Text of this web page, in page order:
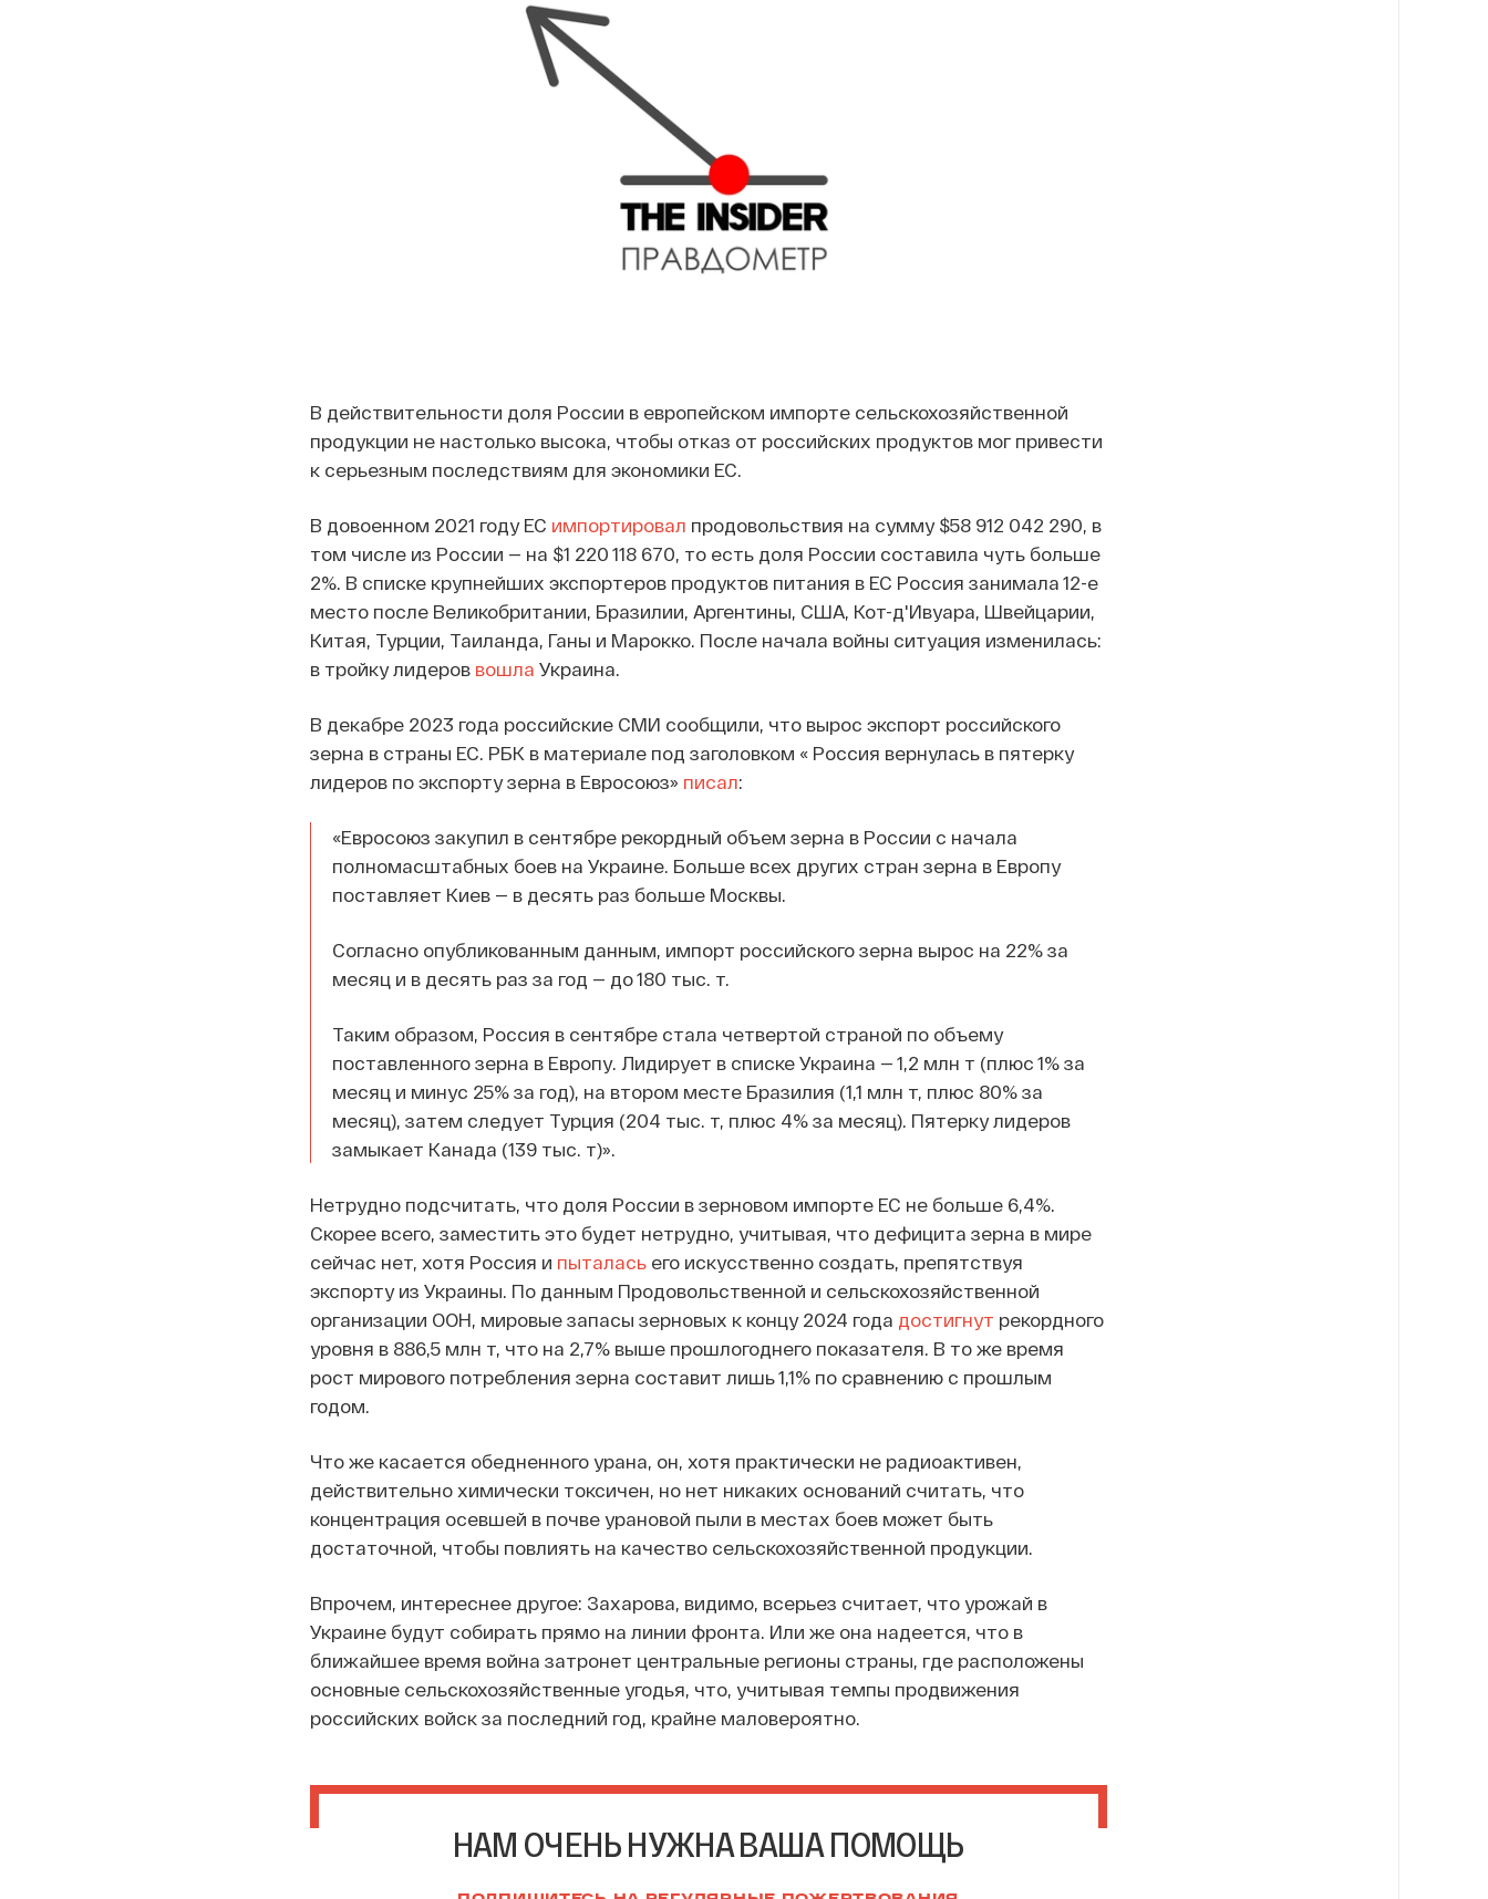
В действительности доля России в европейском импорте сельскохозяйственной
продукции не настолько высока, чтобы отказ от российских продуктов мог привести
к серьезным последствиям для экономики ЕС.
В довоенном 2021 году ЕС импортировал продовольствия на сумму $58 912 042 290, в
том числе из России — на $1 220 118 670, то есть доля России составила чуть больше
2%. В списке крупнейших экспортеров продуктов питания в ЕС Россия занимала 12-е
место после Великобритании, Бразилии, Аргентины, США, Кот-д'Ивуара, Швейцарии,
Китая, Турции, Таиланда, Ганы и Марокко. После начала войны ситуация изменилась:
в тройку лидеров вошла Украина.
В декабре 2023 года российские СМИ сообщили, что вырос экспорт российского
зерна в страны ЕС. РБК в материале под заголовком « Россия вернулась в пятерку
лидеров по экспорту зерна в Евросоюз» писал:
«Евросоюз закупил в сентябре рекордный объем зерна в России с начала
полномасштабных боев на Украине. Больше всех других стран зерна в Европу
поставляет Киев — в десять раз больше Москвы.
Согласно опубликованным данным, импорт российского зерна вырос на 22% за
месяц и в десять раз за год — до 180 тыс. т.
Таким образом, Россия в сентябре стала четвертой страной по объему
поставленного зерна в Европу. Лидирует в списке Украина — 1,2 млн т (плюс 1% за
месяц и минус 25% за год), на втором месте Бразилия (1,1 млн т, плюс 80% за
месяц), затем следует Турция (204 тыс. т, плюс 4% за месяц). Пятерку лидеров
замыкает Канада (139 тыс. т)».
Нетрудно подсчитать, что доля России в зерновом импорте ЕС не больше 6,4%.
Скорее всего, заместить это будет нетрудно, учитывая, что дефицита зерна в мире
сейчас нет, хотя Россия и пыталасьего искусственно создать, препятствуя
экспорту из Украины. По данным Продовольственной и сельскохозяйственной
организации ООН, мировые запасы зерновых к концу 2024 года достигнут рекордного
уровня в 886,5 млн т, что на 2,7% выше прошлогоднего показателя. В то же время
рост мирового потребления зерна составит лишь 1,1% по сравнению с прошлым
годом.
Что же касается обедненного урана, он, хотя практически не радиоактивен,
действительно химически токсичен, но нет никаких оснований считать, что
концентрация осевшей в почве урановой пыли в местах боев может быть
достаточной, чтобы повлиять на качество сельскохозяйственной продукции.
Впрочем, интереснее другое: Захарова, видимо, всерьез считает, что урожай в
Украине будут собирать прямо на линии фронта. Или же она надеется, что в
ближайшее время война затронет центральные регионы страны, где расположены
основные сельскохозяйственные угодья, что, учитывая темпы продвижения
российских войск за последний год, крайне маловероятно.
НАМ ОЧЕНЬ НУЖНА ВАША ПОМОЩЬ